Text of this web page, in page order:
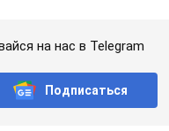
на нас в Telegram
Подписаться